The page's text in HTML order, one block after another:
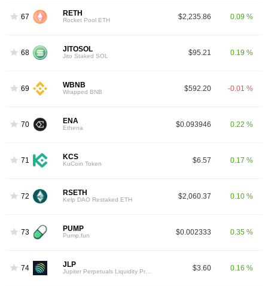
67 RETH
Rocket Pool ETH $2,235.86 0.09 %
68 JITOSOL
Jito Staked SOL $95.21 0.19 %
69 WBNB
Wrapped BNB $592.20 -0.01 %
70 ENA
Ethena $0.093946 0.22 %
71 KCS
KuCoin Token $6.57 0.17 %
72 RSETH
Kelp DAO Restaked ETH $2,060.37 0.10 %
73 PUMP
Pump.fun $0.002333 0.35 %
74 JLP $3.60 0.16 %